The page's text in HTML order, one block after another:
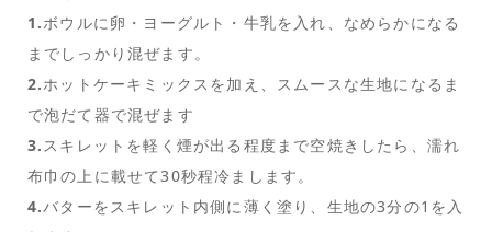
1.ボウルに卵・ヨーグルト・牛乳を入れ、なめらかになる
までしっかり混ぜます。
2.ホットケーキミックスを加え、スムースな生地になるま
で泡だて器で混ぜます
3. スキレットを軽く煙が出る程度まで空焼きしたら、濡れ
布巾の上に載せて30秒程冷まします。
4.バターをスキレット内側に薄く塗り、生地の3分の1を入